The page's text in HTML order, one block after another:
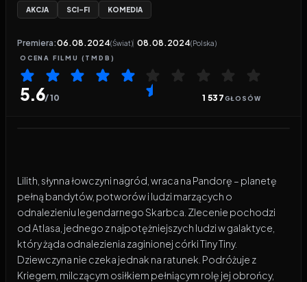
AKCJA SCI-FI KOMEDIA
Premiera:06.08.2024(Świat) 08.08.2024(Polska)
OCENA FILMU (TMDB)
5.6/ 10 1 537GŁOSÓW
Lilith, słynna łowczyni nagród, wraca na Pandorę – planetę
pełną bandytów, potworów i ludzi marzących o
odnalezieniu legendarnego Skarbca. Zlecenie pochodzi
od Atlasa, jednego z najpotężniejszych ludzi w galaktyce,
który żąda odnalezienia zaginionej córki Tiny Tiny.
Dziewczyna nie czeka jednak na ratunek. Podróżuje z
Kriegem, milczącym osiłkiem pełniącym rolę jej obrońcy,